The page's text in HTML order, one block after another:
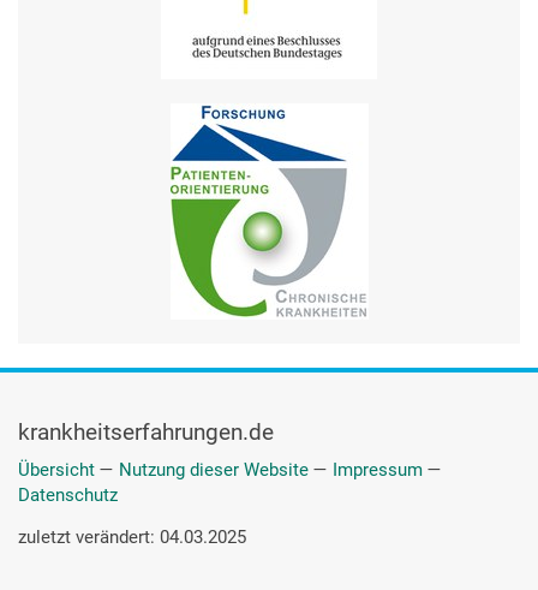
krankheitserfahrungen.de
Übersicht — Nutzung dieser Website — Impressum —
Datenschutz
zuletzt verändert: 04.03.2025